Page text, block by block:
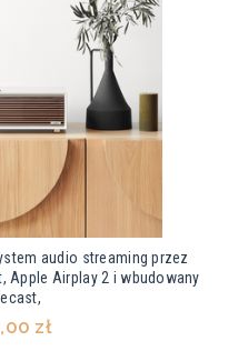
audio streaming przez
Apple Airplay 2 i wbudowany
zł